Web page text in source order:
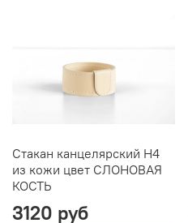
Стакан канцелярский Н4
из кожи цвет СЛОНОВАЯ
КОСТЬ
3120 руб